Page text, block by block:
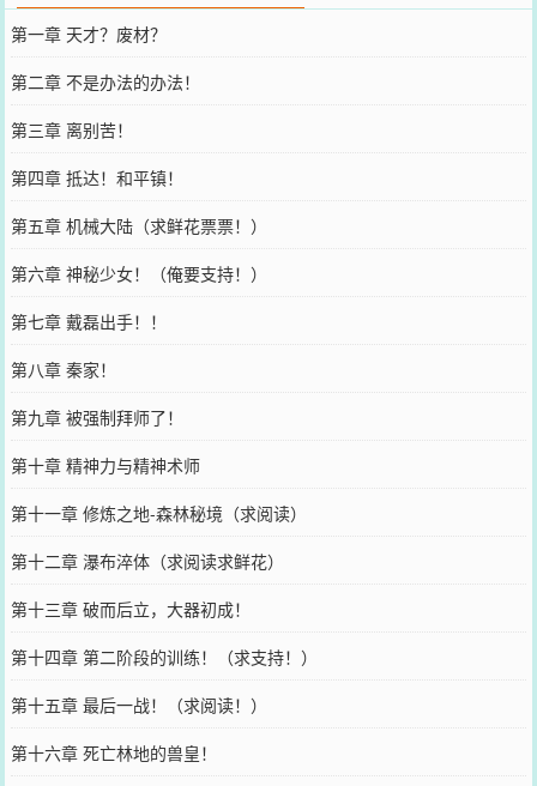
第一章 天才？废材？
第二章 不是办法的办法！
第三章 离别苦！
第四章 抵达！和平镇！
第五章 机械大陆（求鲜花票票！）
第六章 神秘少女！（俺要支持！）
第七章 戴磊出手！！
第八章 秦家！
第九章 被强制拜师了！
第十章 精神力与精神术师
第十一章 修炼之地-森林秘境（求阅读）
第十二章 瀑布淬体（求阅读求鲜花）
第十三章 破而后立，大器初成！
第十四章 第二阶段的训练！（求支持！）
第十五章 最后一战！（求阅读！）
第十六章 死亡林地的兽皇！